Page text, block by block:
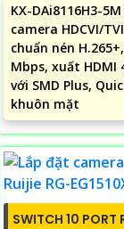
KX-DAi8116H3-
camera HDCVI/
chuẩn nén
Mbps, xuất
với SMD Plus,
khuôn mặt
SWITCH 10 PORT